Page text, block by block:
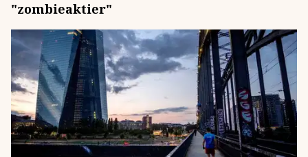
"zombieaktier"